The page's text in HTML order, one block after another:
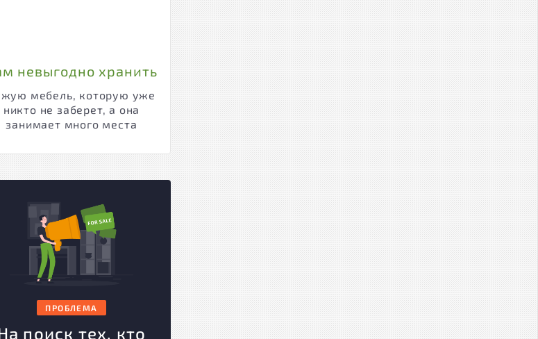
невыгодно хранить
мебель, которую уже
никто не заберет, а она
занимает много места
ПРОБЛЕМА
поиск тех, кто